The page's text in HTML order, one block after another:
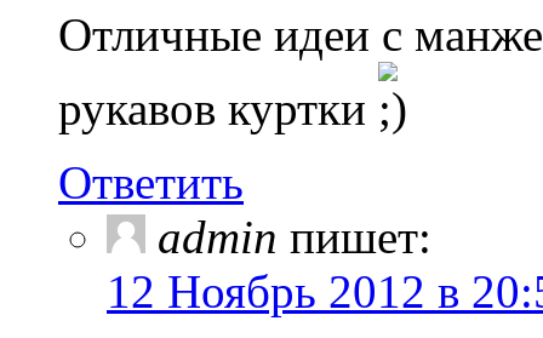
Отличные идеи с
рукавов куртки
Ответить
admin пишет:
12 Ноябрь 2012 в